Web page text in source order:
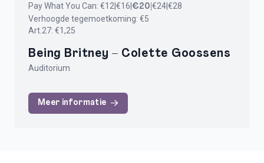
Pay What You Can: €12|€16|€20| €24|€28
Verhoogde tegemoetkoming: €5
Art.27: €1,25
Being Britney – Colette Goossens
Auditorium
Meer informatie